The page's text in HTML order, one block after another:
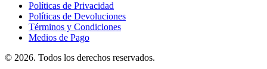
Políticas de Privacidad
Políticas de Devoluciones
Términos y Condiciones
Medios de Pago
© 2026. Todos los derechos reservados.